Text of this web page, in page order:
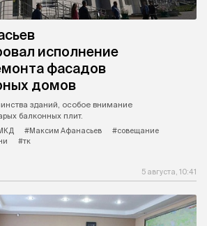
исполнение
фасадов
домов
зданий, особое внимание
балконных плит.
#Максим Афанасьев
#совещание
#тк
5 августа, 10:41